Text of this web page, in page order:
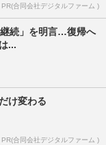
PR(合同会社デジタルファーム )
続」を明言…復帰へ
...
け変わる
PR(合同会社デジタルファーム )